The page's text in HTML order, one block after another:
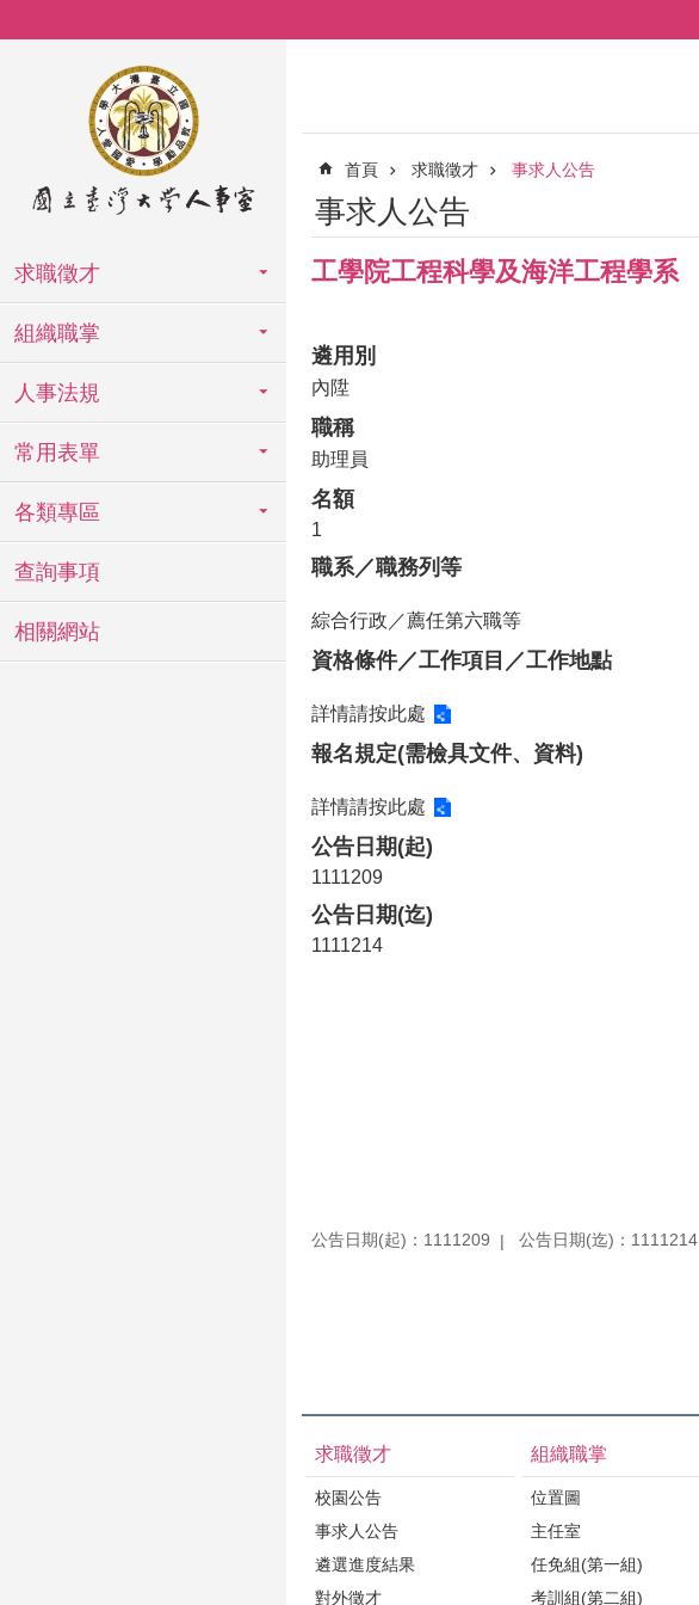
求職徵才
組織職掌
人事法規
常用表單
各類專區
查詢事項
相關網站
首頁 求職徵才 事求人公告
事求人公告
工學院工程科學及海洋工程學系
遴用別
內陞
職稱
助理員
名額
1
職系／職務列等
綜合行政／薦任第六職等
資格條件／工作項目／工作地點
詳情請按此處
報名規定(需檢具文件、資料)
詳情請按此處
公告日期(起)
1111209
公告日期(迄)
1111214
公告日期(起)：1111209 公告日期(迄)：1111214
求職徵才
校園公告
事求人公告
遴選進度結果
對外徵才
組織職掌
位置圖
主任室
任免組(第一組)
考訓組(第二組)